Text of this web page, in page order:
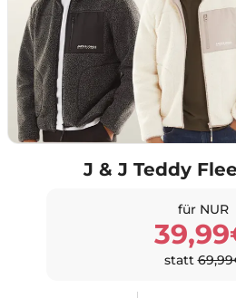
J & J Teddy
für NUR
statt